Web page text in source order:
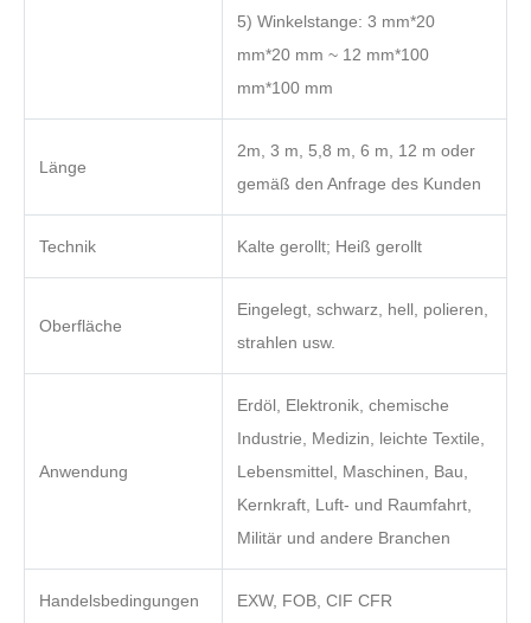
5) Winkelstange: 3 mm*20
mm*20 mm ~ 12 mm*100
mm*100 mm
Länge
2m, 3 m, 5,8 m, 6 m, 12 m oder
gemäß den Anfrage des Kunden
Technik Kalte gerollt; Heiß gerollt
Oberfläche
Eingelegt, schwarz, hell, polieren,
strahlen usw.
Anwendung
Erdöl, Elektronik, chemische
Industrie, Medizin, leichte Textile,
Lebensmittel, Maschinen, Bau,
Kernkraft, Luft- und Raumfahrt,
Militär und andere Branchen
Handelsbedingungen EXW, FOB, CIF CFR